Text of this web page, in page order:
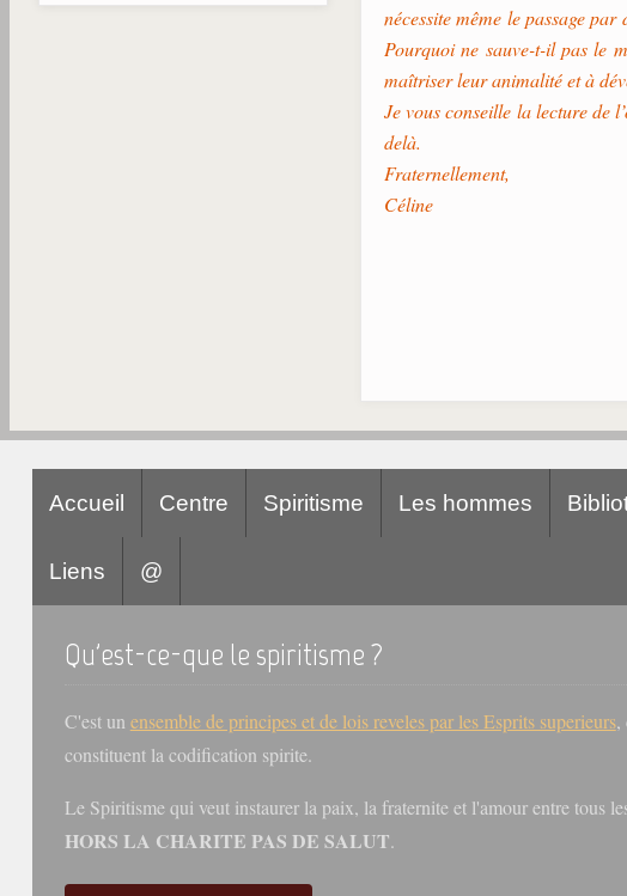
nécessite même le passage
Pourquoi ne sauve-t-il pas le
maîtriser leur animalité et à
Je vous conseille la lecture de
delà.
Fraternellement,
Céline
Accueil Centre Spiritisme Les hommes
Liens @
Qu'est-ce-que le spiritisme ?
C'est un ensemble de principes et de lois reveles par les Esprits superieurs,
constituent la codification spirite.
Le Spiritisme qui veut instaurer la paix, la fraternite et l'amour entre tous
HORS LA CHARITE PAS DE SALUT.